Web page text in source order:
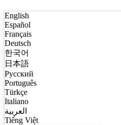
English
Español
Français
Deutsch
한국어
日本語
Русский
Português
Türkçe
Italiano
العربية
Tiếng Việt